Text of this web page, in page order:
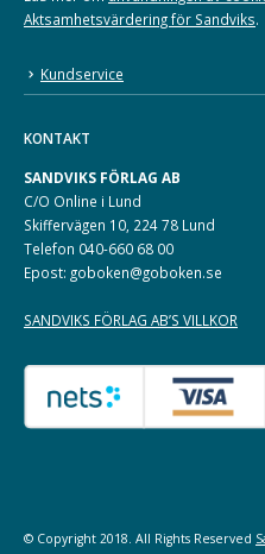
Aktsamhetsvärdering för Sandviks.
Kundservice
KONTAKT
SANDVIKS FÖRLAG AB
C/O Online i Lund
Skiffervägen 10, 224 78 Lund
Telefon 040-660 68 00
Epost: goboken@goboken.se
SANDVIKS FÖRLAG AB’S VILLKOR
© Copyright 2018. All Rights Reserved